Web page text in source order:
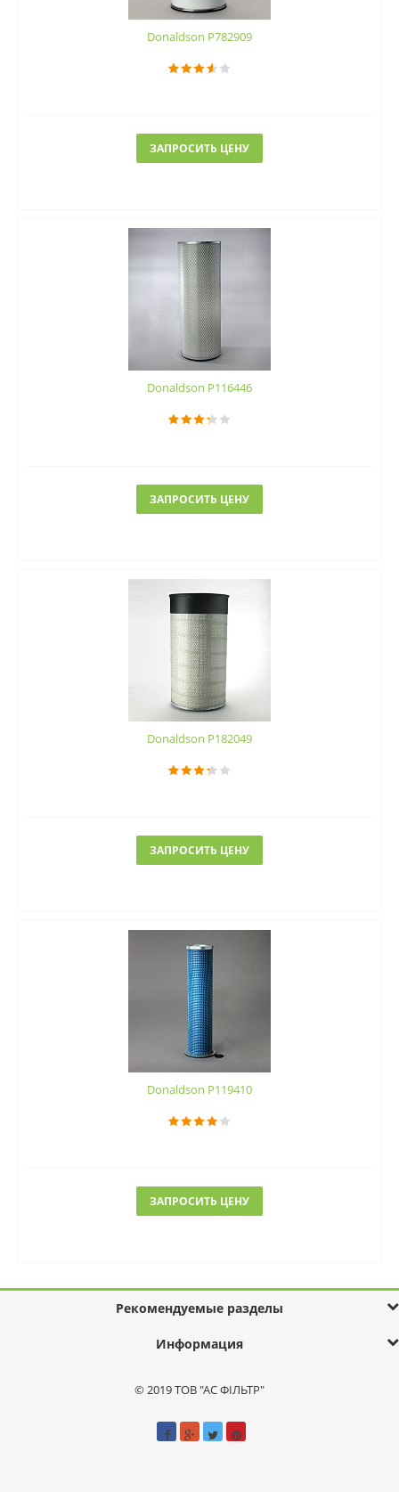
Donaldson P782909
ЗАПРОСИТЬ ЦЕНУ
Donaldson P116446
ЗАПРОСИТЬ ЦЕНУ
Donaldson P182049
ЗАПРОСИТЬ ЦЕНУ
Donaldson P119410
ЗАПРОСИТЬ ЦЕНУ
Рекомендуемые разделы
Информация
© 2019 ТОВ "АС ФІЛЬТР"